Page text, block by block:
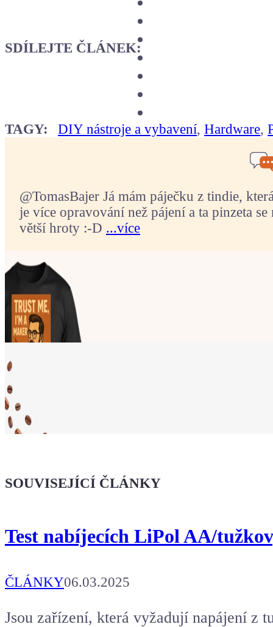
SDÍLEJTE ČLÁNEK:
TAGY: DIY nástroje a vybavení,Hardware,
@TomasBajer Já mám páječku z tindie,
je více opravování než pájení a ta pinzeta
větší hroty :-D ...více
že jsi Maker!
Kafe pro Chiptrona
Aby mohl napsat další článek.
SOUVISEJÍCÍ ČLÁNKY
Test nabíjecích LiPol AA/
ČLÁNKY06.03.2025
Jsou zařízení, která vyžadují napájení z